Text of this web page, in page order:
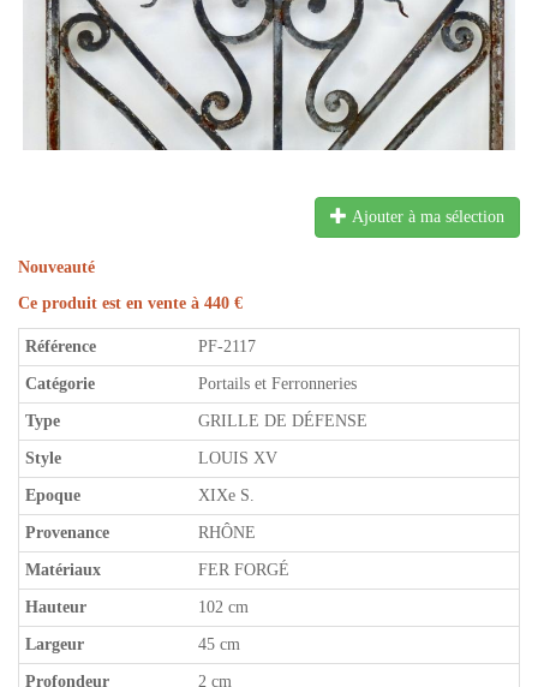
Ajouter à ma sélection
Nouveauté
Ce produit est en vente à 440 €
Référence PF-2117
Catégorie Portails et Ferronneries
Type GRILLE DE DÉFENSE
Style LOUIS XV
Epoque XIXe S.
Provenance RHÔNE
Matériaux FER FORGÉ
Hauteur 102 cm
Largeur 45 cm
Profondeur 2 cm